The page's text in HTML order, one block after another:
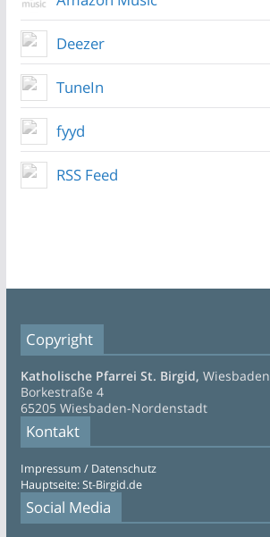
Deezer
TuneIn
fyyd
RSS Feed
Copyright
Katholische Pfarrei St. Birgid, Wiesbaden
Borkestraße 4
65205 Wiesbaden-Nordenstadt
Kontakt
Impressum / Datenschutz
Hauptseite: St-Birgid.de
Social Media